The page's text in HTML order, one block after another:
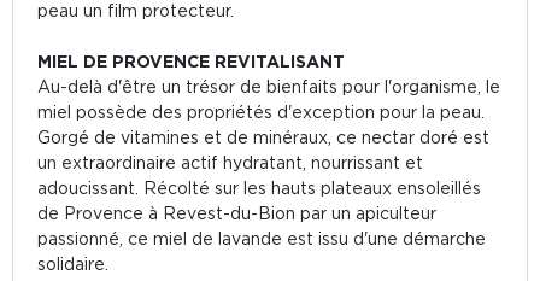
peau un film protecteur.
MIEL DE PROVENCE REVITALISANT
Au-delà d'être un trésor de bienfaits pour l'organisme, le
miel possède des propriétés d'exception pour la peau.
Gorgé de vitamines et de minéraux, ce nectar doré est
un extraordinaire actif hydratant, nourrissant et
adoucissant. Récolté sur les hauts plateaux ensoleillés
de Provence à Revest-du-Bion par un apiculteur
passionné, ce miel de lavande est issu d'une démarche
solidaire.